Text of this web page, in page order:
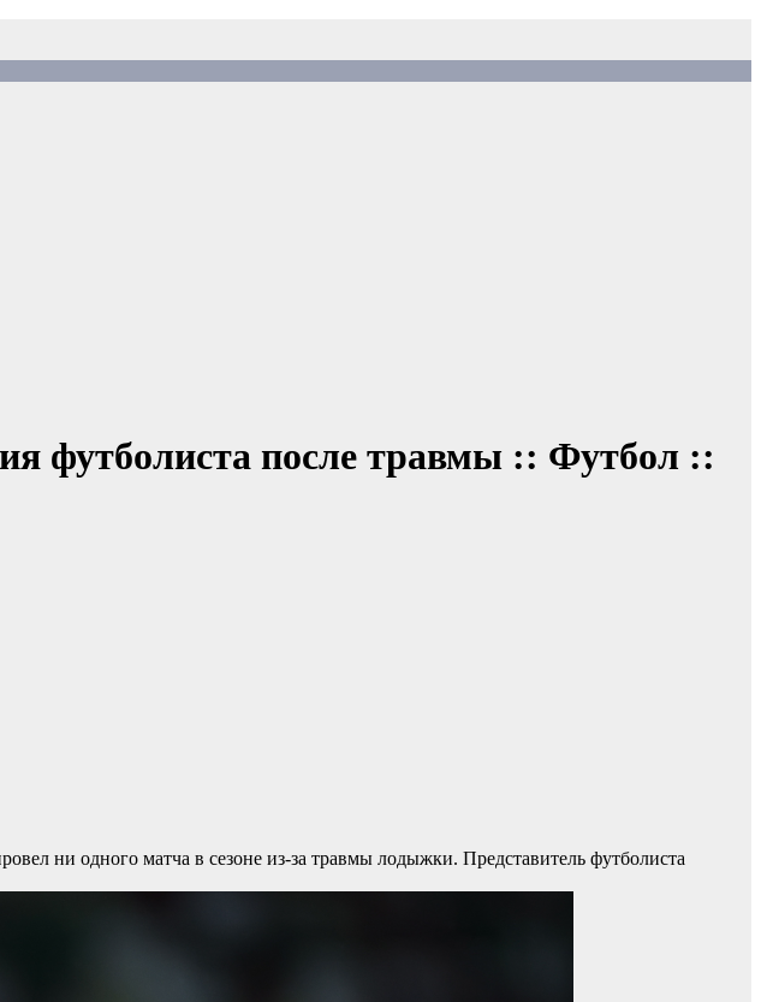
футболиста после травмы :: Футбол ::
ни одного матча в сезоне из-за травмы лодыжки. Представитель футболиста